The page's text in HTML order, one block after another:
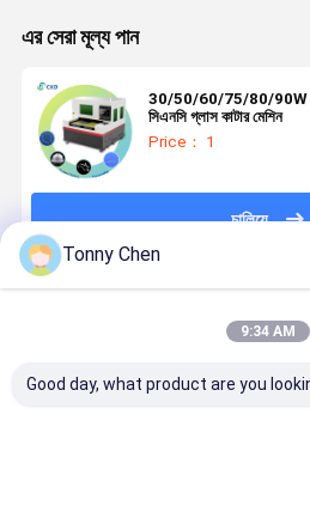
এর সেরা মূল্য পান
30/50/60/75/80/90W
সিএনসি গ্লাস কাটার মেশিন
Price： 1
চালিয়ে
Tonny Chen
9:34 AM
Good day, what product are you